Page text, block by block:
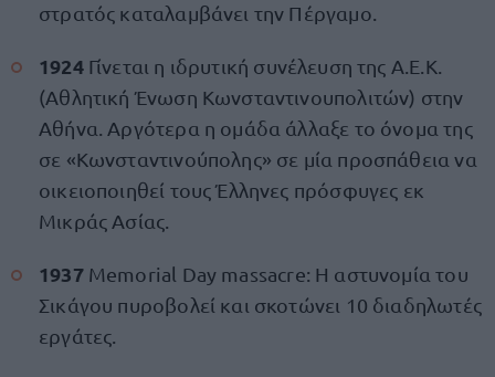
στρατός καταλαμβάνει την Πέργαμο.
1924 Γίνεται η ιδρυτική συνέλευση της Α.Ε.Κ.
(Αθλητική Ένωση Κωνσταντινουπολιτών) στην
Αθήνα. Αργότερα η ομάδα άλλαξε το όνομα της
σε «Κωνσταντινούπολης» σε μία προσπάθεια να
οικειοποιηθεί τους Έλληνες πρόσφυγες εκ
Μικράς Ασίας.
1937 Memorial Day massacre: Η αστυνομία του
Σικάγου πυροβολεί και σκοτώνει 10 διαδηλωτές
εργάτες.